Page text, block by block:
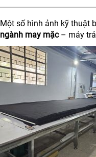
Một số hình ảnh kỹ thuật
ngành may mặc– máy